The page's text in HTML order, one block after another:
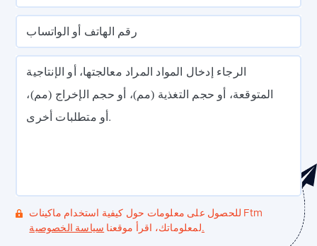
رقم الهاتف أو الواتساب
الرجاء إدخال المواد المراد معالجتها، أو الإنتاجية
المتوقعة، أو حجم التغذية (مم)، أو حجم الإخراج (مم)،
أو متطلبات أخرى.
للحصول على معلومات حول كيفية استخدام ماكينات Ftm
لمعلوماتك، اقرأ موقعناسياسة الخصوصية.